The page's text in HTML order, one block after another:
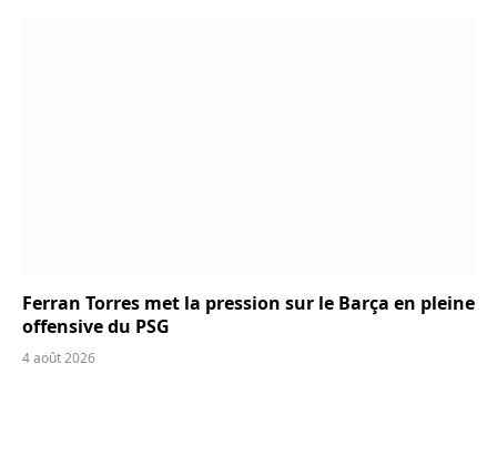
Ferran Torres met la pression sur le Barça en pleine
offensive du PSG
4 août 2026